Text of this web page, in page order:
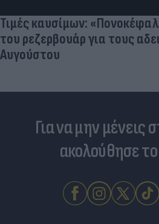
Για να μην μένεις
ακολούθησε